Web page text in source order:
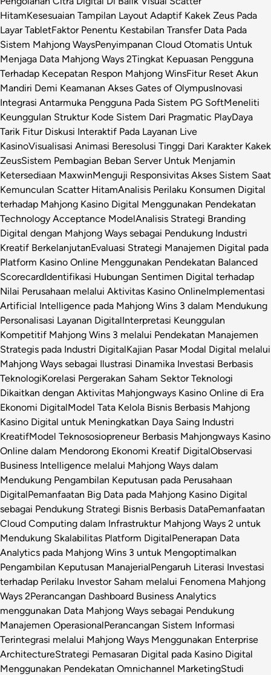
HitamKesesuaian Tampilan Layout Adaptif Kakek Zeus Pada
Layar TabletFaktor Penentu Kestabilan Transfer Data Pada
Sistem Mahjong WaysPenyimpanan Cloud Otomatis Untuk
Menjaga Data Mahjong Ways 2Tingkat Kepuasan Pengguna
Terhadap Kecepatan Respon Mahjong WinsFitur Reset Akun
Mandiri Demi Keamanan Akses Gates of OlympusInovasi
Integrasi Antarmuka Pengguna Pada Sistem PG SoftMeneliti
Keunggulan Struktur Kode Sistem Dari Pragmatic PlayDaya
Tarik Fitur Diskusi Interaktif Pada Layanan Live
KasinoVisualisasi Animasi Beresolusi Tinggi Dari Karakter Kakek
ZeusSistem Pembagian Beban Server Untuk Menjamin
Ketersediaan MaxwinMenguji Responsivitas Akses Sistem Saat
Kemunculan Scatter HitamAnalisis Perilaku Konsumen Digital
terhadap Mahjong Kasino Digital Menggunakan Pendekatan
Technology Acceptance ModelAnalisis Strategi Branding
Digital dengan Mahjong Ways sebagai Pendukung Industri
Kreatif BerkelanjutanEvaluasi Strategi Manajemen Digital pada
Platform Kasino Online Menggunakan Pendekatan Balanced
ScorecardIdentifikasi Hubungan Sentimen Digital terhadap
Nilai Perusahaan melalui Aktivitas Kasino OnlineImplementasi
Artificial Intelligence pada Mahjong Wins 3 dalam Mendukung
Personalisasi Layanan DigitalInterpretasi Keunggulan
Kompetitif Mahjong Wins 3 melalui Pendekatan Manajemen
Strategis pada Industri DigitalKajian Pasar Modal Digital melalui
Mahjong Ways sebagai Ilustrasi Dinamika Investasi Berbasis
TeknologiKorelasi Pergerakan Saham Sektor Teknologi
Dikaitkan dengan Aktivitas Mahjongways Kasino Online di Era
Ekonomi DigitalModel Tata Kelola Bisnis Berbasis Mahjong
Kasino Digital untuk Meningkatkan Daya Saing Industri
KreatifModel Teknososiopreneur Berbasis Mahjongways Kasino
Online dalam Mendorong Ekonomi Kreatif DigitalObservasi
Business Intelligence melalui Mahjong Ways dalam
Mendukung Pengambilan Keputusan pada Perusahaan
DigitalPemanfaatan Big Data pada Mahjong Kasino Digital
sebagai Pendukung Strategi Bisnis Berbasis DataPemanfaatan
Cloud Computing dalam Infrastruktur Mahjong Ways 2 untuk
Mendukung Skalabilitas Platform DigitalPenerapan Data
Analytics pada Mahjong Wins 3 untuk Mengoptimalkan
Pengambilan Keputusan ManajerialPengaruh Literasi Investasi
terhadap Perilaku Investor Saham melalui Fenomena Mahjong
Ways 2Perancangan Dashboard Business Analytics
menggunakan Data Mahjong Ways sebagai Pendukung
Manajemen OperasionalPerancangan Sistem Informasi
Terintegrasi melalui Mahjong Ways Menggunakan Enterprise
ArchitectureStrategi Pemasaran Digital pada Kasino Digital
Menggunakan Pendekatan Omnichannel MarketingStudi